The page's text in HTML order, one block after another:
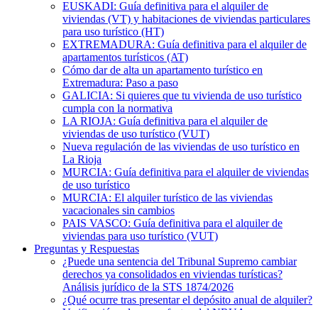
EUSKADI: Guía definitiva para el alquiler de
viviendas (VT) y habitaciones de viviendas particulares
para uso turístico (HT)
EXTREMADURA: Guía definitiva para el alquiler de
apartamentos turísticos (AT)
Cómo dar de alta un apartamento turístico en
Extremadura: Paso a paso
GALICIA: Si quieres que tu vivienda de uso turístico
cumpla con la normativa
LA RIOJA: Guía definitiva para el alquiler de
viviendas de uso turístico (VUT)
Nueva regulación de las viviendas de uso turístico en
La Rioja
MURCIA: Guía definitiva para el alquiler de viviendas
de uso turístico
MURCIA: El alquiler turístico de las viviendas
vacacionales sin cambios
PAIS VASCO: Guía definitiva para el alquiler de
viviendas para uso turístico (VUT)
Preguntas y Respuestas
¿Puede una sentencia del Tribunal Supremo cambiar
derechos ya consolidados en viviendas turísticas?
Análisis jurídico de la STS 1874/2026
¿Qué ocurre tras presentar el depósito anual de alquiler?